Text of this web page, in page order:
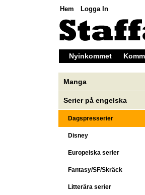
Hem Logga In
Nyinkommet
Manga
Serier på engelska
Dagspresserier
Disney
Europeiska serier
Fantasy/SF/Skräck
Litterära serier